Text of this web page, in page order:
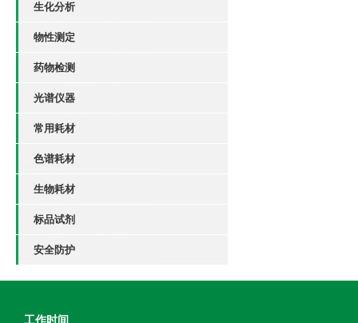
生化分析
物性测定
药物检测
光谱仪器
常用耗材
色谱耗材
生物耗材
标品试剂
安全防护
工作时间